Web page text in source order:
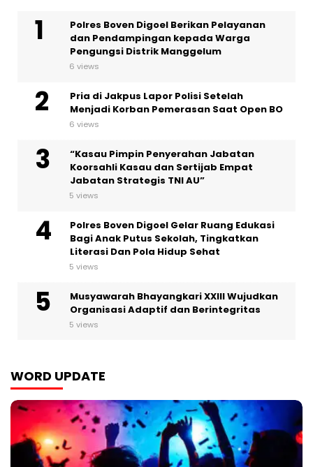
Polres Boven Digoel Berikan Pelayanan
dan Pendampingan kepada Warga
Pengungsi Distrik Manggelum
6 views
Pria di Jakpus Lapor Polisi Setelah
Menjadi Korban Pemerasan Saat Open BO
6 views
“Kasau Pimpin Penyerahan Jabatan
Koorsahli Kasau dan Sertijab Empat
Jabatan Strategis TNI AU”
5 views
Polres Boven Digoel Gelar Ruang Edukasi
Bagi Anak Putus Sekolah, Tingkatkan
Literasi Dan Pola Hidup Sehat
5 views
Musyawarah Bhayangkari XXIII Wujudkan
Organisasi Adaptif dan Berintegritas
5 views
WORD UPDATE